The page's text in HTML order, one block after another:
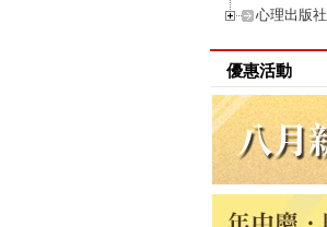
心理出版社
優惠活動